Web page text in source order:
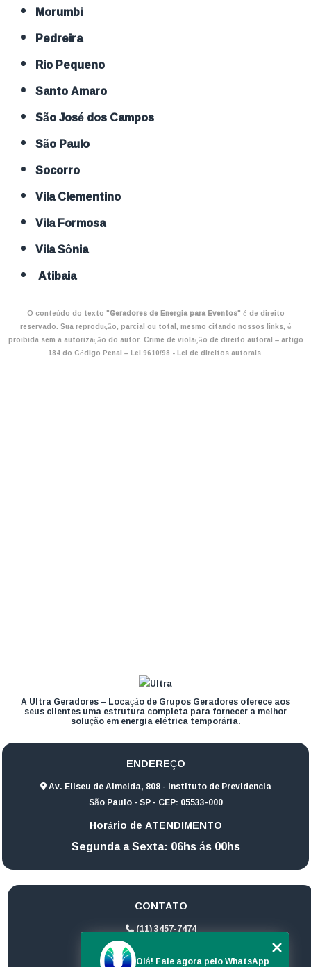
Morumbi
Pedreira
Rio Pequeno
Santo Amaro
São José dos Campos
São Paulo
Socorro
Vila Clementino
Vila Formosa
Vila Sônia
Atibaia
O conteúdo do texto "Geradores de Energia para Eventos" é de direito
reservado. Sua reprodução, parcial ou total, mesmo citando nossos links, é
proibida sem a autorização do autor. Crime de violação de direito autoral – artigo
184 do Código Penal –Lei 9610/98 - Lei de direitos autorais.
A Ultra Geradores – Locação de Grupos Geradores oferece aos
seus clientes uma estrutura completa para fornecer a melhor
solução em energia elétrica temporária.
ENDEREÇO
Av. Eliseu de Almeida, 808 - instituto de Previdencia
São Paulo - SP - CEP: 05533-000
Horário de ATENDIMENTO
Segunda a Sexta: 06hs ás 00hs
CONTATO
(11) 3457-7474
(11) 94172-1974
Olá! Fale agora pelo WhatsApp